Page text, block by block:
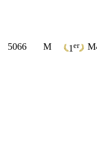
5066 M 1 er